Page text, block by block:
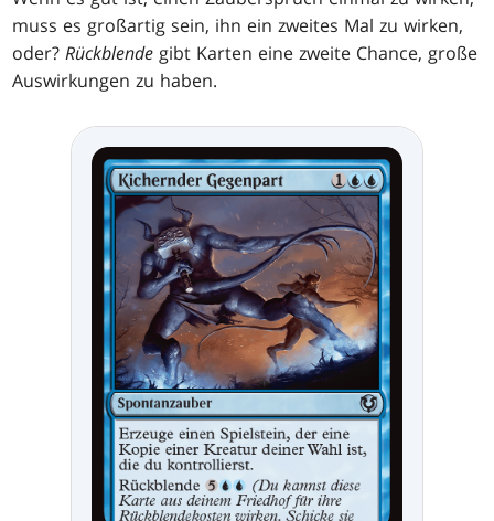
muss es großartig sein, ihn ein zweites Mal zu wirken,
oder?Rückblende gibt Karten eine zweite Chance, große
Auswirkungen zu haben.